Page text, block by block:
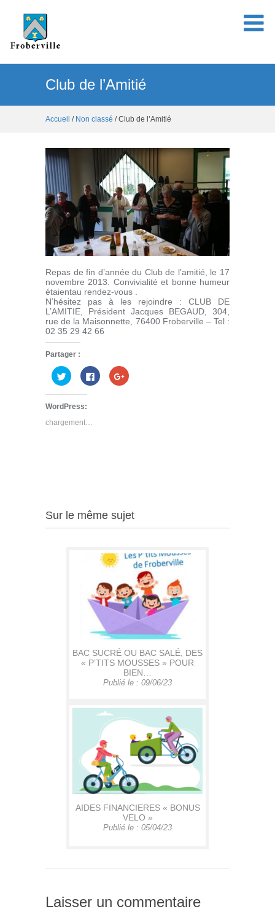
Club de l’Amitié
Accueil / Non classé / Club de l’Amitié
Repas de fin d’année du Club de l’amitié, le 17
novembre 2013. Convivialité et bonne humeur
étaientau rendez-vous .
N’hésitez pas à les rejoindre : CLUB DE
L’AMITIE, Président Jacques BEGAUD, 304,
rue de la Maisonnette, 76400 Froberville – Tel :
02 35 29 42 66
Partager :
Cliquez
pour
partager
sur
Twitter(ouvre
dans
nouvelle
Cliquez
pour
partager
Cliquez
pour
WordPress:
chargement…
Sur le même sujet
BAC SUCRÉ OU BAC SALÉ, DES
« P’TITS MOUSSES » POUR
BIEN…
Publié le : 09/06/23
AIDES FINANCIERES « BONUS
VELO »
Publié le : 05/04/23
Laisser un commentaire